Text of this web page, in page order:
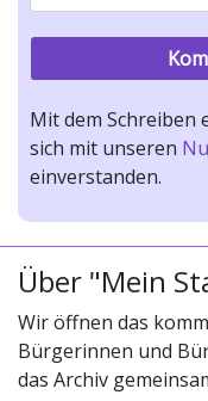
Mit dem Schreiben
sich mit unseren
einverstanden.
Über "Mein
Wir öffnen das
Bürgerinnen und
das Archiv